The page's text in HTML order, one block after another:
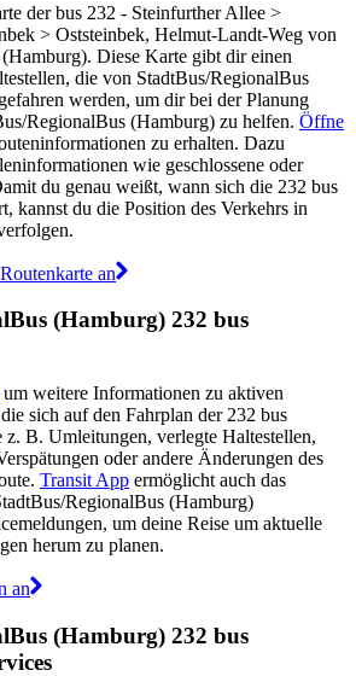
der bus 232 - Steinfurther Allee >
> Oststeinbek, Helmut-Landt-Weg von
Diese Karte gibt dir einen
die von StadtBus/RegionalBus
werden, um dir bei der Planung
RegionalBus (Hamburg) zu helfen. Öffne
zu erhalten. Dazu
wie geschlossene oder
du genau weißt, wann sich die 232 bus
kannst du die Position des Verkehrs in
an
(Hamburg) 232 bus
um weitere Informationen zu aktiven
sich auf den Fahrplan der 232 bus
B. Umleitungen, verlegte Haltestellen,
oder andere Änderungen des
Transit App ermöglicht auch das
RegionalBus (Hamburg)
um deine Reise um aktuelle
herum zu planen.
an
(Hamburg) 232 bus